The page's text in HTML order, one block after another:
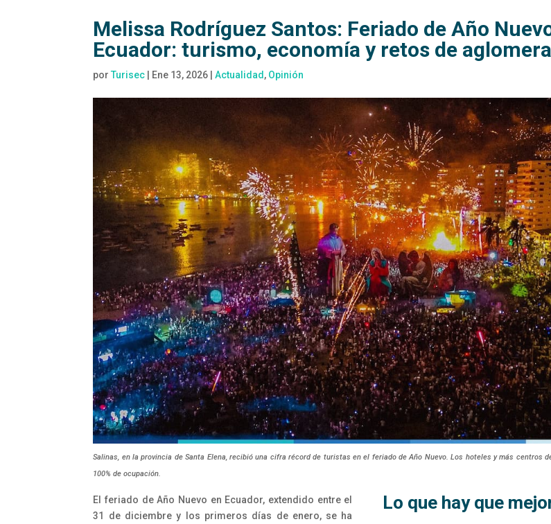
Melissa Rodríguez Santos: Feriado de Año
Ecuador: turismo, economía y retos de
porTurisec Ene 13, 2026 |Actualidad, Opinión
Salinas, en la provincia de Santa Elena, recibió una cifra récord de turistas en el feriado de Año Nuevo. Los hoteles y más centros
100% de ocupación.
El feriado de Año Nuevo en Ecuador, extendido entre el
31 de diciembre y los primeros días de enero, se ha
Lo que hay que